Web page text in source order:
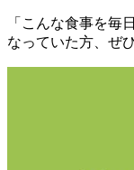
「こんな食事を毎
なっていた方、ぜ